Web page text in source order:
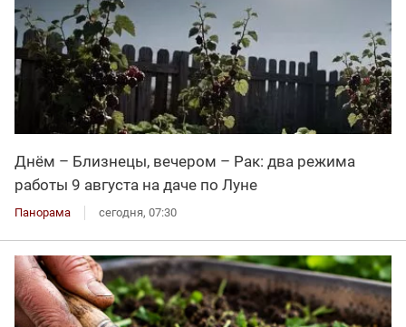
Днём – Близнецы, вечером – Рак: два режима
работы 9 августа на даче по Луне
Панорама сегодня, 07:30